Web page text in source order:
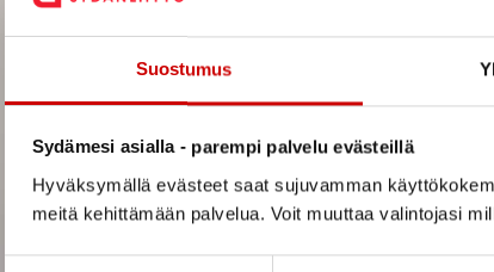
Suostumus
Sydämesi asialla - parempi palvelu evästeillä
Hyväksymällä evästeet saat sujuvamman
meitä kehittämään palvelua. Voit muuttaa valintojasi